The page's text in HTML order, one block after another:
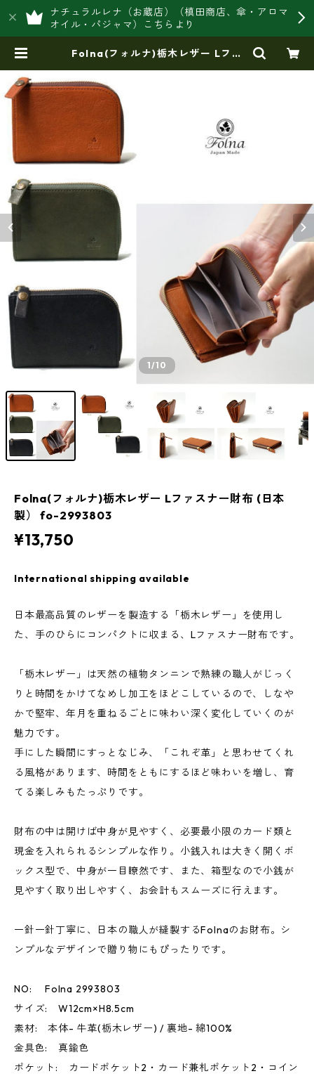
ナチュラルレナ（お蔵店）（槙田商店、傘・アロマ
オイル・パジャマ）こちらより
Folna(フォルナ)栃木レザー Lファ
【日本製・バッグ財布 専門店】レ
ナ ジャパンメイド ショップ
1/10
Folna(フォルナ)栃木レザー Lファスナー財布 (日本
製） fo-2993803
¥13,750
International shipping available
日本最高品質のレザーを製造する「栃木レザー」を使用し
た、手のひらにコンパクトに収まる、Lファスナー財布です。
「栃木レザー」は天然の植物タンニンで熟練の職人がじっく
りと時間をかけてなめし加工をほどこしているので、しなや
かで堅牢、年月を重ねるごとに味わい深く変化していくのが
魅力です。
手にした瞬間にすっとなじみ、「これぞ革」と思わせてくれ
る風格があります、時間をともにするほど味わいを増し、育
てる楽しみもたっぷりです。
財布の中は開けば中身が見やすく、必要最小限のカード類と
現金を入れられるシンプルな作り。小銭入れは大きく開くボ
ックス型で、中身が一目瞭然です、また、箱型なので小銭が
見やすく取り出しやすく、お会計もスムーズに行えます。
一針一針丁寧に、日本の職人が縫製するFolnaのお財布。シ
ンプルなデザインで贈り物にもぴったりです。
NO: Folna 2993803
サイズ: W12cm×H8.5cm
素材: 本体- 牛革(栃木レザー) / 裏地- 綿100%
金具色: 真鍮色
ポケット: カードポケット2・カード兼札ポケット2・コイン